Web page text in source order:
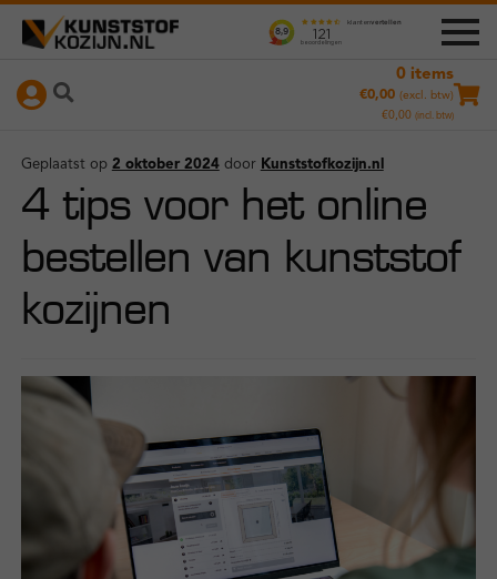
door
navigatie
naar
inhoud
0 items
€0,00 (excl. btw)
€0,00 (incl. btw)
Producten +
Instructievideo’s
Duurzaamheid
Referenties
Zakelijk
Geplaatst op 2 oktober 2024 door Kunststofkozijn.nl
4 tips voor het online
bestellen van kunststof
kozijnen